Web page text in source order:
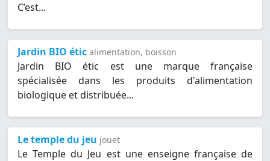
C’est...
Jardin BIO étic alimentation, boisson
Jardin BIO étic est une marque française
spécialisée dans les produits d'alimentation
biologique et distribuée...
Le temple du jeu jouet
Le Temple du Jeu est une enseigne française de